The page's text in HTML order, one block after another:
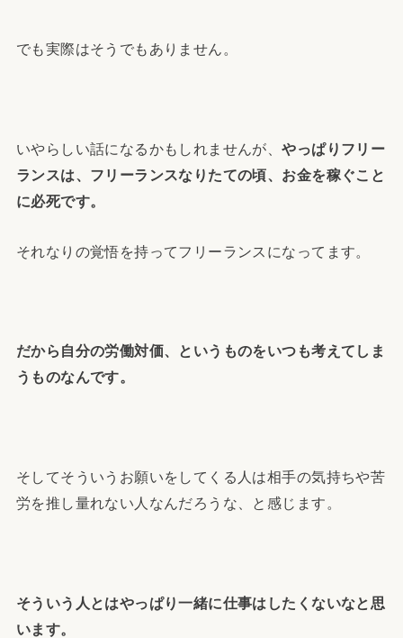
でも実際はそうでもありません。
いやらしい話になるかもしれませんが、やっぱりフリー
ランスは、フリーランスなりたての頃、お金を稼ぐこと
に必死です。
それなりの覚悟を持ってフリーランスになってます。
だから自分の労働対価、というものをいつも考えてしま
うものなんです。
そしてそういうお願いをしてくる人は相手の気持ちや苦
労を推し量れない人なんだろうな、と感じます。
そういう人とはやっぱり一緒に仕事はしたくないなと思
います。